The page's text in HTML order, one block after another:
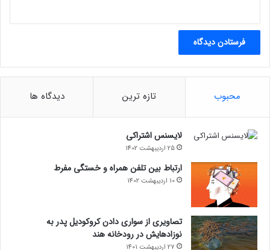
محبوب تازه ترین دیدگاه ها
لایسنس اشتراکی
25 اردیبهشت 1402
ارتباط بین تلفن همراه و خستگی مفرط
10 اردیبهشت 1402
تصاویری از سواری دادن کروکودیل پدر به
نوزادهایش در رودخانه هند
27 اردیبهشت 1401